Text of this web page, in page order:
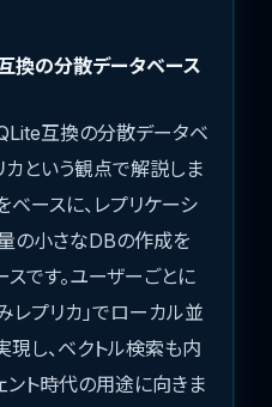
換の分散データベース
互換の分散データベ
という観点で解説しま
ベースに、レプリケーシ
の小さなDBの作成を
です。ユーザーごとに
レプリカ」でローカル並
し、ベクトル検索も内
ト時代の用途に向きま